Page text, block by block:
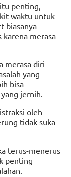
penting,
waktu untuk
biasanya
karena merasa
merasa diri
yang
bisa
jernih.
oleh
tidak suka
terus-menerus
penting